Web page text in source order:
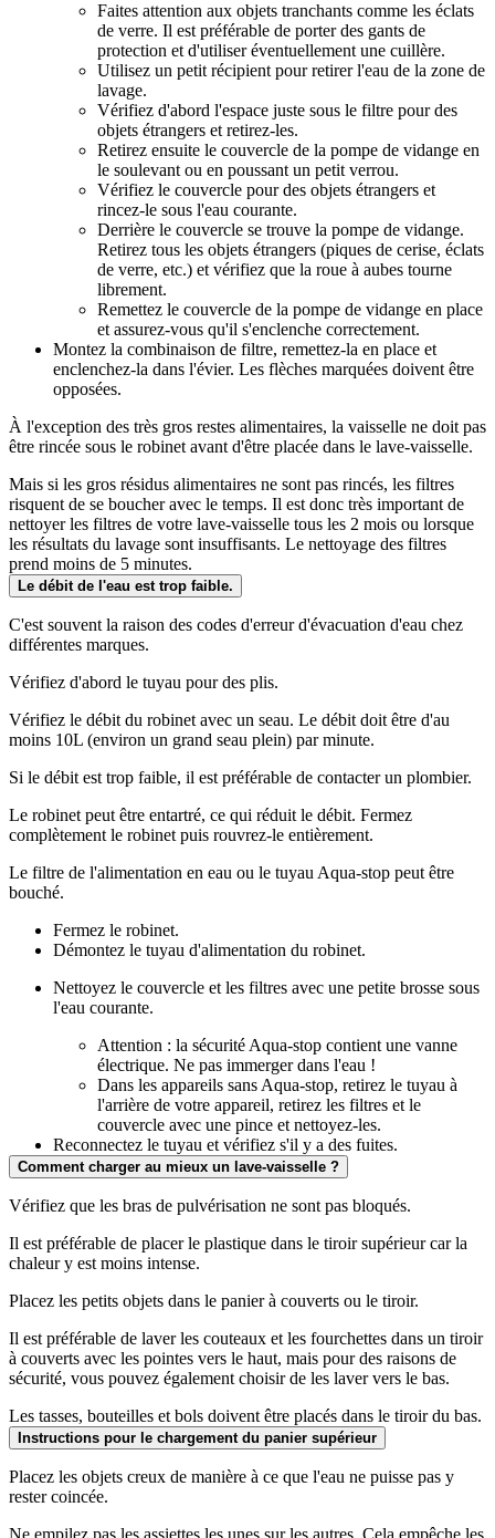
Faites attention aux objets tranchants comme les éclats
de verre. Il est préférable de porter des gants de
protection et d'utiliser éventuellement une cuillère.
Utilisez un petit récipient pour retirer l'eau de la zone de
lavage.
Vérifiez d'abord l'espace juste sous le filtre pour des
objets étrangers et retirez-les.
Retirez ensuite le couvercle de la pompe de vidange en
le soulevant ou en poussant un petit verrou.
Vérifiez le couvercle pour des objets étrangers et
rincez-le sous l'eau courante.
Derrière le couvercle se trouve la pompe de vidange.
Retirez tous les objets étrangers (piques de cerise, éclats
de verre, etc.) et vérifiez que la roue à aubes tourne
librement.
Remettez le couvercle de la pompe de vidange en place
et assurez-vous qu'il s'enclenche correctement.
Montez la combinaison de filtre, remettez-la en place et
enclenchez-la dans l'évier. Les flèches marquées doivent être
opposées.
À l'exception des très gros restes alimentaires, la vaisselle ne doit pas
être rincée sous le robinet avant d'être placée dans le lave-vaisselle.
Mais si les gros résidus alimentaires ne sont pas rincés, les filtres
risquent de se boucher avec le temps. Il est donc très important de
nettoyer les filtres de votre lave-vaisselle tous les 2 mois ou lorsque
les résultats du lavage sont insuffisants. Le nettoyage des filtres
prend moins de 5 minutes.
Le débit de l'eau est trop faible.
C'est souvent la raison des codes d'erreur d'évacuation d'eau chez
différentes marques.
Vérifiez d'abord le tuyau pour des plis.
Vérifiez le débit du robinet avec un seau. Le débit doit être d'au
moins 10L (environ un grand seau plein) par minute.
Si le débit est trop faible, il est préférable de contacter un plombier.
Le robinet peut être entartré, ce qui réduit le débit. Fermez
complètement le robinet puis rouvrez-le entièrement.
Le filtre de l'alimentation en eau ou le tuyau Aqua-stop peut être
bouché.
Fermez le robinet.
Démontez le tuyau d'alimentation du robinet.
Nettoyez le couvercle et les filtres avec une petite brosse sous
l'eau courante.
Attention : la sécurité Aqua-stop contient une vanne
électrique. Ne pas immerger dans l'eau !
Dans les appareils sans Aqua-stop, retirez le tuyau à
l'arrière de votre appareil, retirez les filtres et le
couvercle avec une pince et nettoyez-les.
Reconnectez le tuyau et vérifiez s'il y a des fuites.
Comment charger au mieux un lave-vaisselle ?
Vérifiez que les bras de pulvérisation ne sont pas bloqués.
Il est préférable de placer le plastique dans le tiroir supérieur car la
chaleur y est moins intense.
Placez les petits objets dans le panier à couverts ou le tiroir.
Il est préférable de laver les couteaux et les fourchettes dans un tiroir
à couverts avec les pointes vers le haut, mais pour des raisons de
sécurité, vous pouvez également choisir de les laver vers le bas.
Les tasses, bouteilles et bols doivent être placés dans le tiroir du bas.
Instructions pour le chargement du panier supérieur
Placez les objets creux de manière à ce que l'eau ne puisse pas y
rester coincée.